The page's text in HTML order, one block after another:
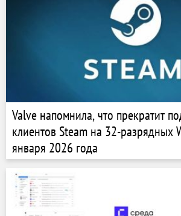
Valve напомнила, что прекратит
клиентов Steam на 32-разрядных
января 2026 года